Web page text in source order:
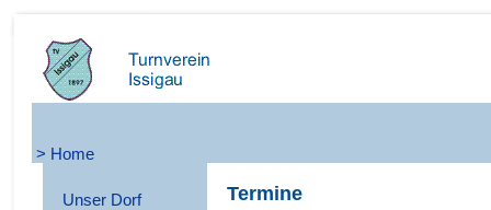
> Home
Unser Dorf Termine